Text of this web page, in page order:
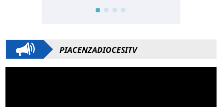
PIACENZADIOCESITV